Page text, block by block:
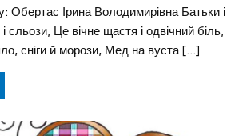
Обертас Ірина Володимирівна Батьки і
сльози, Це вічне щастя і одвічний біль,
сніги й морози, Мед на вуста […]